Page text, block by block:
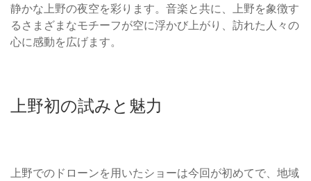
静かな上野の夜空を彩ります。音楽と共に、上野を象徴す
るさまざまなモチーフが空に浮かび上がり、訪れた人々の
心に感動を広げます。
上野初の試みと魅力
上野でのドローンを用いたショーは今回が初めてで、地域